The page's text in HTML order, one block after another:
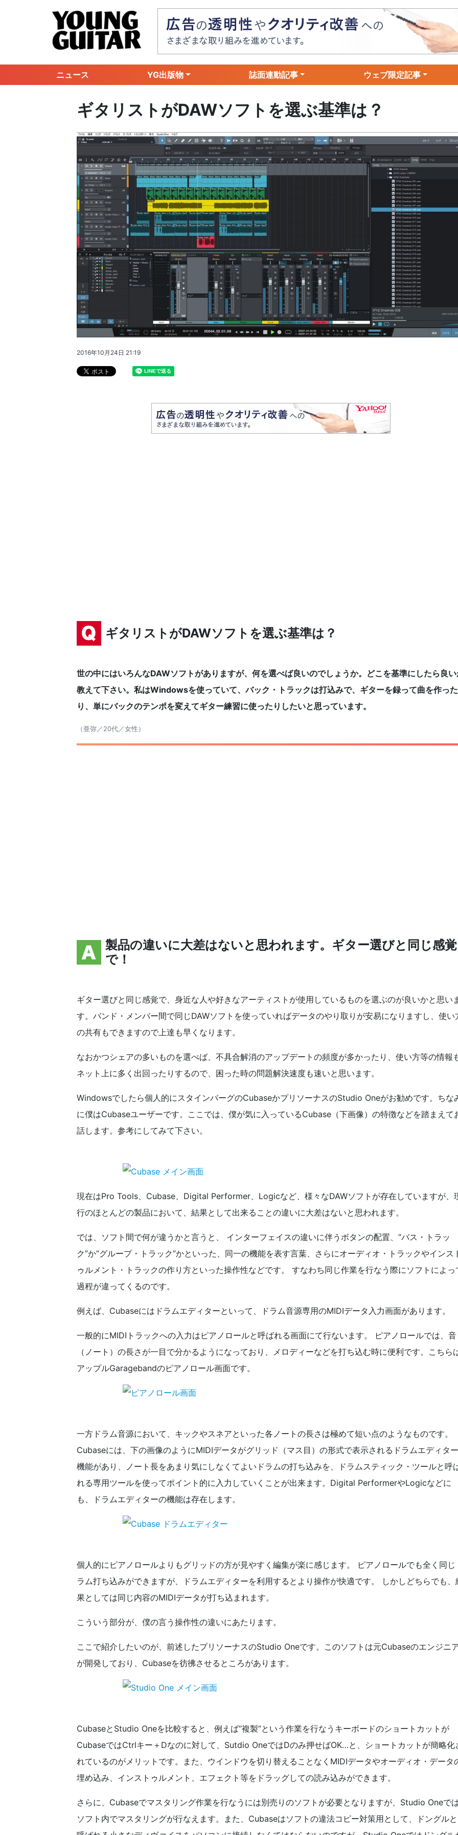
ニュース YG出版物 誌面連動記事 ウェブ限定記事
ギタリストがDAWソフトを選ぶ基準は？
2016年10月24日 21:19
ギタリストがDAWソフトを選ぶ基準は？
世の中にはいろんなDAWソフトがありますが、何を選べば良いのでしょうか。どこを基準にしたら良
教えて下さい。私はWindowsを使っていて、バック・トラックは打込みで、ギターを録って曲を作った
り、単にバックのテンポを変えてギター練習に使ったりしたいと思っています。
（亜弥／20代／女性）
製品の違いに大差はないと思われます。ギター選びと同じ感覚
で！
ギター選びと同じ感覚で、身近な人や好きなアーティストが使用しているものを選ぶのが良いかと思い
す。バンド・メンバー間で同じDAWソフトを使っていればデータのやり取りが安易になりますし、使い
の共有もできますので上達も早くなります。
なおかつシェアの多いものを選べば、不具合解消のアップデートの頻度が多かったり、使い方等の情報
ネット上に多く出回ったりするので、困った時の問題解決速度も速いと思います。
Windowsでしたら個人的にスタインバーグのCubaseかプリソーナスのStudio Oneがお勧めです。ちな
に僕はCubaseユーザーです。ここでは、僕が気に入っているCubase（下画像）の特徴などを踏まえて
話します。参考にしてみて下さい。
現在はPro Tools、Cubase、Digital Performer、Logicなど、様々なDAWソフトが存在していますが、
行のほとんどの製品において、結果として出来ることの違いに大差はないと思われます。
では、ソフト間で何が違うかと言うと、 インターフェイスの違いに伴うボタンの配置、“バス・トラッ
ク”か“グループ・トラック”かといった、同一の機能を表す言葉、さらにオーディオ・トラックやインス
ゥルメント・トラックの作り方といった操作性などです。 すなわち同じ作業を行なう際にソフトによっ
過程が違ってくるのです。
例えば、Cubaseにはドラムエディターといって、ドラム音源専用のMIDIデータ入力画面があります。
一般的にMIDIトラックへの入力はピアノロールと呼ばれる画面にて行ないます。 ピアノロールでは、音
（ノート）の長さが一目で分かるようになっており、メロディーなどを打ち込む時に便利です。こちら
アップルGaragebandのピアノロール画面です。
一方ドラム音源において、キックやスネアといった各ノートの長さは極めて短い点のようなものです。
Cubaseには、下の画像のようにMIDIデータがグリッド（マス目）の形式で表示されるドラムエディター
機能があり、ノート長をあまり気にしなくてよいドラムの打ち込みを、ドラムスティック・ツールと呼
れる専用ツールを使ってポイント的に入力していくことが出来ます。Digital PerformerやLogicなどに
も、ドラムエディターの機能は存在します。
個人的にピアノロールよりもグリッドの方が見やすく編集が楽に感じます。 ピアノロールでも全く同じ
ラム打ち込みができますが、ドラムエディターを利用するとより操作が快適です。 しかしどちらでも、
果としては同じ内容のMIDIデータが打ち込まれます。
こういう部分が、僕の言う操作性の違いにあたります。
ここで紹介したいのが、前述したプリソーナスのStudio Oneです。このソフトは元Cubaseのエンジニ
が開発しており、Cubaseを彷彿させるところがあります。
CubaseとStudio Oneを比較すると、例えば“複製”という作業を行なうキーボードのショートカットが
CubaseではCtrlキー＋Dなのに対して、Sutdio OneではDのみ押せばOK…と、ショートカットが簡略化
れているのがメリットです。また、ウインドウを切り替えることなくMIDIデータやオーディオ・データ
埋め込み、インストゥルメント、エフェクト等をドラッグしての読み込みができます。
さらに、Cubaseでマスタリング作業を行なうには別売りのソフトが必要となりますが、Studio Oneで
ソフト内でマスタリングが行なえます。また、Cubaseはソフトの違法コピー対策用として、ドングルと